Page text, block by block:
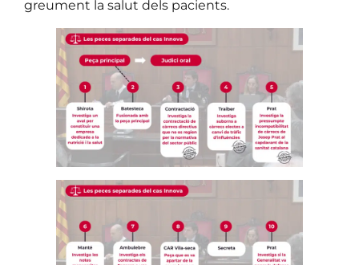
greument la salut dels pacients.